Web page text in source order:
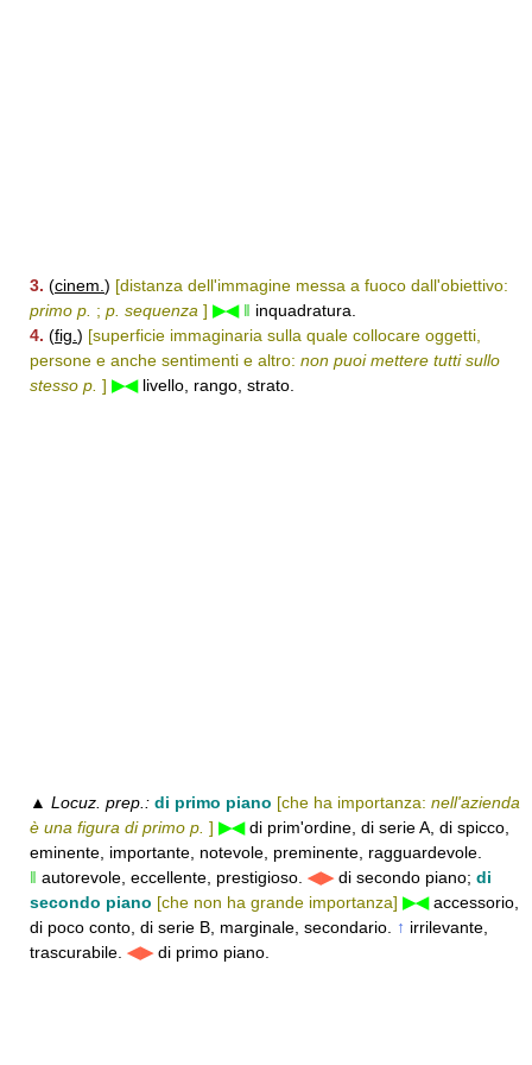
3. (cinem. ) [distanza dell'immagine messa a fuoco dall'obiettivo:
primo p. ; p. sequenza ] ▶◀ ‖ inquadratura.
4. (fig. ) [superficie immaginaria sulla quale collocare oggetti,
persone e anche sentimenti e altro: non puoi mettere tutti sullo
stesso p. ] ▶◀livello, rango, strato.
▲ Locuz. prep.: di primo piano [che ha importanza: nell'azienda
è una figura di primo p. ] ▶◀di prim'ordine, di serie A, di spicco,
eminente, importante, notevole, preminente, ragguardevole.
‖ autorevole, eccellente, prestigioso. ◀▶di secondo piano; di
secondo piano [che non ha grande importanza] ▶◀accessorio,
di poco conto, di serie B, marginale, secondario.
↑ irrilevante,
trascurabile. ◀▶di primo piano.